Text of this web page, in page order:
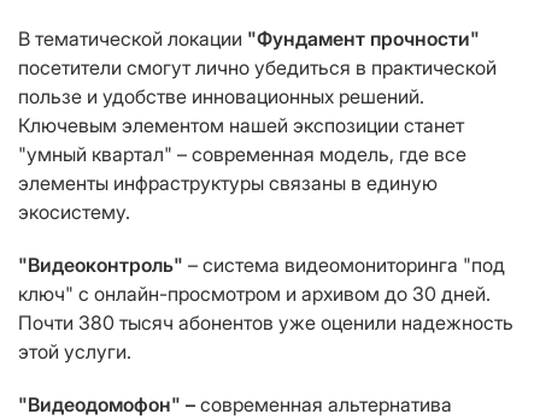
В тематической локации "Фундамент прочности"
посетители смогут лично убедиться в практической
пользе и удобстве инновационных решений.
Ключевым элементом нашей экспозиции станет
"умный квартал" – современная модель, где все
элементы инфраструктуры связаны в единую
экосистему.
"Видеоконтроль" – система видеомониторинга "под
ключ" с онлайн-просмотром и архивом до 30 дней.
Почти 380 тысяч абонентов уже оценили надежность
этой услуги.
"Видеодомофон" – современная альтернатива